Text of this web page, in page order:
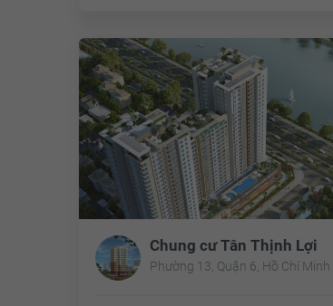
Chung cư Tân Thịnh Lợi
Phường 13, Quận 6, Hồ Chí Minh